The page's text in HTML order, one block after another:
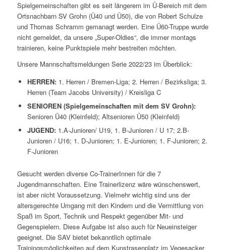
Spielgemeinschaften gibt es seit längerem im Ü-Bereich mit dem
Ortsnachbarn SV Grohn (Ü40 und Ü50), die von Robert Schulze
und Thomas Schramm gemanagt werden. Eine Ü60-Truppe wurde
nicht gemeldet, da unsere „Super-Oldies“, die immer montags
trainieren, keine Punktspiele mehr bestreiten möchten.
Unsere Mannschaftsmeldungen Serie 2022/23 im Überblick:
HERREN:1. Herren / Bremen-Liga; 2. Herren / Bezirksliga; 3.
Herren (Team Jacobs University) / Kreisliga C
SENIOREN (Spielgemeinschaften mit dem SV Grohn):
Senioren Ü40 (Kleinfeld); Altsenioren Ü50 (Kleinfeld)
JUGEND:1.A-Junioren/ U19, 1. B-Junioren / U 17; 2.B-
Junioren / U16; 1. D-Junioren; 1. E-Junioren; 1. F-Junioren; 2.
F-Junioren
Gesucht werden diverse Co-TrainerInnen für die 7
Jugendmannschaften. Eine Trainerlizenz wäre wünschenswert,
ist aber nicht Voraussetzung. Vielmehr wichtig sind uns der
altersgerechte Umgang mit den Kindern und die Vermittlung von
Spaß im Sport, Technik und Respekt gegenüber Mit- und
Gegenspielern. Diese Aufgabe ist also auch für Neueinsteiger
geeignet. Die SAV bietet bekanntlich optimale
Trainingsmöglichkeiten auf dem Kunstrasenplatz im Vegesacker